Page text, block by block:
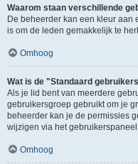
Waarom staan verschillende
De beheerder kan een kleur
is om de leden gemakkelijk te
Omhoog
Wat is de "Standaard
Als je lid bent van meerdere
gebruikersgroep gebruikt om je
beheerder kan je de permissies
wijzigen via het
Omhoog